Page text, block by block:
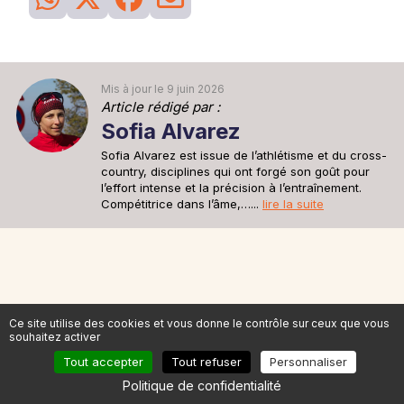
Mis à jour le 9 juin 2026
Article rédigé par :
Sofia Alvarez
Sofia Alvarez est issue de l’athlétisme et du cross-
country, disciplines qui ont forgé son goût pour
l’effort intense et la précision à l’entraînement.
Compétitrice dans l’âme,…... lire la suite
Ces courses pourraient vous
intéresser
Ce site utilise des cookies et vous donne le contrôle sur ceux que vous
souhaitez activer
Tout accepter Tout refuser Personnaliser
Politique de confidentialité